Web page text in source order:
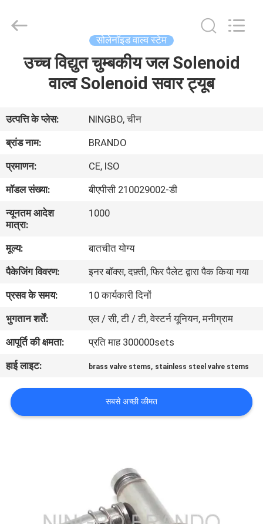
हमारे
बारे
कारखाने
दौरा
गुणवत्ता
नियंत्रण
हमसे
संपर्क
करें
NEWS
सोलेनॉइड वाल्व स्टेम
उच्च विद्युत चुम्बकीय जल Solenoid
वाल्व Solenoid सवार ट्यूब
उत्पत्ति के प्लेस:
NINGBO, चीन
ब्रांड नाम:
BRANDO
प्रमाणन:
CE, ISO
मॉडल संख्या:
बीएपीसी 210029002-डी
न्यूनतम आदेश
मात्रा:
1000
मूल्य:
बातचीत योग्य
पैकेजिंग विवरण:
इनर बॉक्स, दफ़्ती, फिर पैलेट द्वारा पैक किया गया
प्रसव के समय:
10 कार्यकारी दिनों
भुगतान शर्तें:
एल / सी, टी / टी, वेस्टर्न यूनियन, मनीग्राम
आपूर्ति की क्षमता:
प्रति माह 300000sets
हाई लाइट:
brass valve stems, stainless steel valve stems
सबसे अच्छी कीमत